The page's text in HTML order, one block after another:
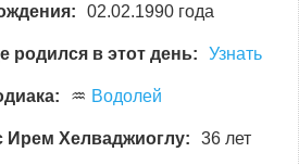
02.02.1990 года
родился в этот день: Узнать
♒ Водолей
Ирем Хелваджиоглу: 36 лет